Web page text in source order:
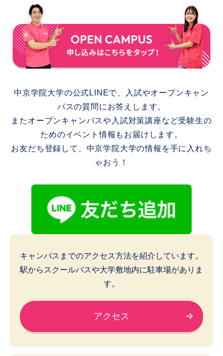
中京学院大学の公式LINEで、入試やオープンキャン
パスの質問にお答えします。
またオープンキャンパスや入試対策講座など受験生の
ためのイベント情報もお届けします。
お友だち登録して、中京学院大学の情報を手に入れち
ゃおう！
キャンパスまでのアクセス方法を紹介しています。
駅からスクールバスや大学敷地内に駐車場がありま
す。
アクセス